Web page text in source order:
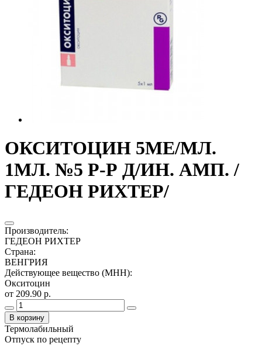
ОКСИТОЦИН 5МЕ/МЛ.
1МЛ. №5 Р-Р Д/ИН. АМП. /
ГЕДЕОН РИХТЕР/
Производитель:
ГЕДЕОН РИХТЕР
Страна:
ВЕНГРИЯ
Действующее вещество (МНН):
Окситоцин
от 209.90 р.
В корзину
Термолабильный
Отпуск по рецепту